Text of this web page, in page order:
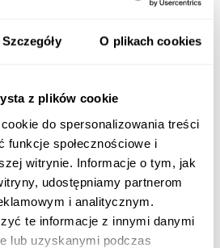
Szczegóły O plikach cookies
z plików cookie
do spersonalizowania treści
funkcje społecznościowe i
witrynie. Informacje o tym, jak
udostępniamy partnerom
i analitycznym.
te informacje z innymi danymi
lub uzyskanymi podczas
oprogramowań HR, z
danych HR w jednym
Word! Oszczędzamy
i działamy spójnie."
Macopedia